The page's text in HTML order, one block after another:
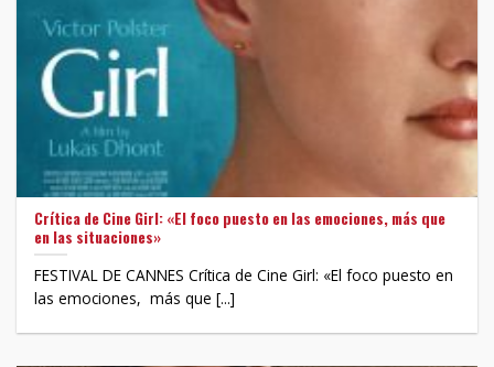
Crítica de Cine Girl: «El foco puesto en las emociones, más que
en las situaciones»
FESTIVAL DE CANNES Crítica de Cine Girl: «El foco puesto en
las emociones, más que [...]